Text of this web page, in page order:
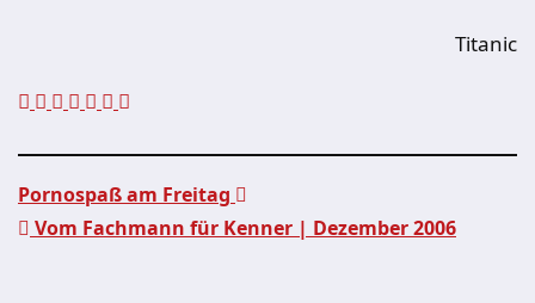
Titanic
Pornospaß am Freitag
Vom Fachmann für Kenner | Dezember 2006